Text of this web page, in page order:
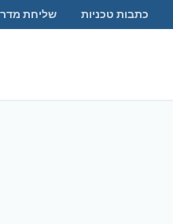
כתבות טכניות שליחת